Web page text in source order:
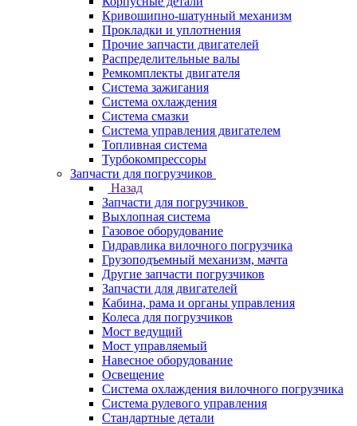
Кривошипно-шатунный механизм
Прокладки и уплотнения
Прочие запчасти двигателей
Распределительные валы
Ремкомплекты двигателя
Система зажигания
Система охлаждения
Система смазки
Система управления двигателем
Топливная система
Турбокомпрессоры
Запчасти для погрузчиков
Назад
Запчасти для погрузчиков
Выхлопная система
Газовое оборудование
Гидравлика вилочного погрузчика
Грузоподъемный механизм, мачта
Другие запчасти погрузчиков
Запчасти для двигателей
Кабина, рама и органы управления
Колеса для погрузчиков
Мост ведущий
Мост управляемый
Навесное оборудование
Освещение
Система охлаждения вилочного погрузчика
Система рулевого управления
Стандартные детали